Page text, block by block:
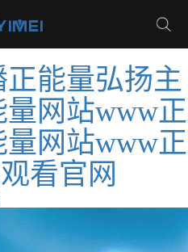
能量弘扬主
网站www正
网站www正
看官网